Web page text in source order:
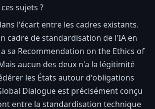
sujets ?
l'écart entre les cadres existants.
cadre de standardisation de l'IA en
a sa Recommendation on the Ethics of
aucun des deux n'a la légitimité
les États autour d'obligations
Dialogue est précisément conçu
entre la standardisation technique